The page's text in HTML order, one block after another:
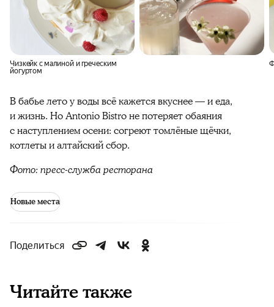
Чизкейк с малиной и греческим
йогуртом
В бабье лето у воды всё кажется вкуснее — и еда,
и жизнь. НоAntonio Bistroне потеряет обаяния
с наступлением осени: согреют томлёные щёчки,
котлеты и алтайский сбор.
Фото: пресс-служба ресторана
Новые места
Поделиться
Читайте также